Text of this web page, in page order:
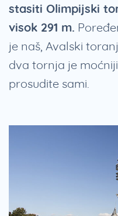
stasiti Olimpijski
visok 291 m.
je naš, Avalski
dva tornja je
prosudite sami.